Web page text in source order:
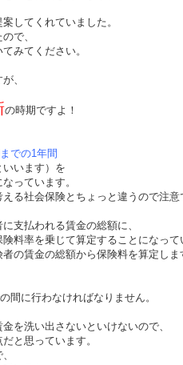
してくれていました。
で、
みてください。
、
の時期ですよ！
での1年間
いいます）を
っています。
る社会保険とちょっと違うので注意
支払われる賃金の総額に、
料率を乗じて算定することになって
の賃金の総額から保険料を算定しま
間に行わなければなりません。
を洗い出さないといけないので、
と思っています。